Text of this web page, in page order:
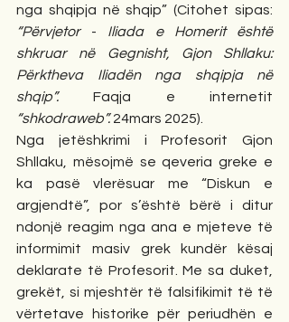
“Përvjetor - Iliada e Homerit është
shkruar në Gegnisht, Gjon Shllaku:
Përktheva Iliadën nga shqipja në
shqip”.
“shkodraweb”. 24mars 2025).
Nga jetëshkrimi i Profesorit Gjon
Shllaku, mësojmë se qeveria greke e
ka pasë vlerësuar me “Diskun e
argjendtë”, por s’është bërë i ditur
ndonjë reagim nga ana e mjeteve të
informimit masiv grek kundër kësaj
deklarate të Profesorit. Me sa duket,
grekët, si mjeshtër të falsifikimit të të
vërtetave historike për periudhën e